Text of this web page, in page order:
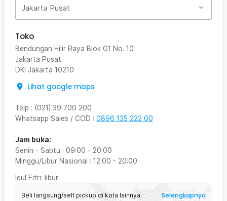
Jakarta Pusat
Toko
Bendungan Hilir Raya Blok G1 No. 10
Jakarta Pusat
DKI Jakarta 10210
Lihat google maps
Telp : (021) 39 700 200
Whatsapp Sales / COD : 0896 135 222 00
Jam buka:
Senin - Sabtu : 09:00 - 20:00
Minggu/Libur Nasional : 12:00 - 20:00
Idul Fitri: libur
Beli langsung/self pickup di kota lainnya Selengkapnya